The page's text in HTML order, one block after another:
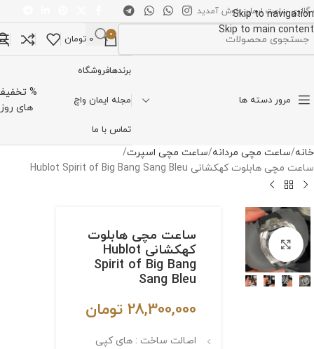
Skip to navigation
Skip to main content
گالری ساعت ایمان خوش آمدید
0
0 تومان
مرور دسته ها
برندهافروشگاه
مجله ایمان واچ
تماس با ما
%
های روز
خانه ساعت مچی مردانه ساعت مچی اسپرت
ساعت مچی هابلوت کهکشانی Hublot Spirit of Big Bang Sang Bleu
برای بزرگنمایی کلیک کنیدساعت مچی هابلوت
کهکشانی Hublot
Spirit of Big Bang
Sang Bleu
28,300,000 تومان
اصالت ساخت : های کپی